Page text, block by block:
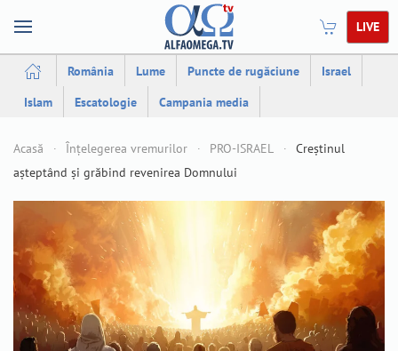
LIVE
România Lume Puncte de rugăciune
Israel
Islam
Escatologie Campania media
Acasă Înțelegerea vremurilor PRO-ISRAEL
Creștinul
așteptând și grăbind revenirea Domnului